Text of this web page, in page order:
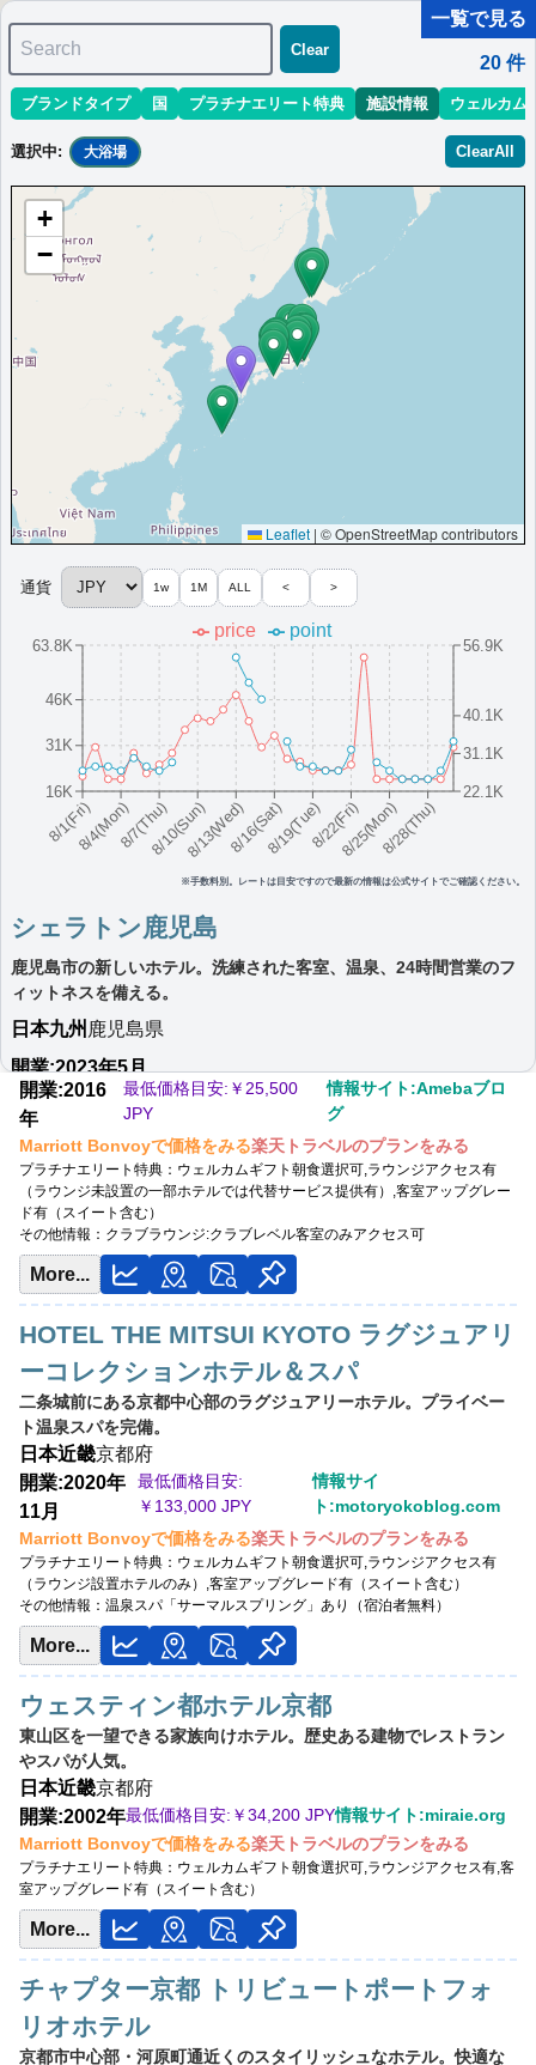
マリオット最新情報ホテル情報(アジア)ホテル特典攻略
1 - 10 件 / 全 20 件
並び替え 最低価格目安 開業時期 エリア
シェラトン鹿児島
鹿児島市の新しいホテル。洗練された客室、温泉、24時間営業の
フィットネスを備える。
日本
鹿児島県
最低価格目安:
￥
19,000 JPY
Marriott Bonvoyで価格をみる
プラチナエリート特典：
（ラウンジ未設置の一部ホテルでは代替サービス提供有）,客室アップグレー
ド有（スイート含む）
More...
神戸ベイシェラトン ホテル＆タワーズ
神戸に位置するモダンなホテル。レストラン、屋内プール、スパ
日本近畿兵庫県
開業:1992
最低価格目安:￥15,580
JPY
情報サイト:老後のあれやこ
れや
Marriott Bonvoyで価格をみる楽天トラベルのプランをみる
プラチナエリート特典：
ウェルカムギフト朝食選択可,ラウンジアクセス有
（ラウンジ未設置の一部ホテルでは代替サービス提供有）,客室アップグレー
ド有（スイート含む）
温泉大浴場あり（七余庵・宿泊者無料）
More...
シェラトン沖縄サンマリーナリゾート
フロントホテル。
日本沖縄沖縄県
開業:2016
年
最低価格目安:￥ 25,500
JPY
情報サイト:Amebaブロ
グ
Marriott Bonvoyで価格をみる楽天トラベルのプランをみる
プラチナエリート特典： ウェルカムギフト朝食選択可,ラウンジアクセス有
（ラウンジ未設置の一部ホテルでは代替サービス提供有）,客室アップグレー
ド有（スイート含む）
その他情報： クラブラウンジ:クラブレベル客室のみアクセス可
More...
HOTEL THE MITSUI KYOTO ラグジュアリ
ーコレクションホテル＆スパ
二条城前にある京都中心部のラグジュアリーホテル。プライベー
ト温泉スパを完備。
日本近畿京都府
開業:2020年
11月
最低価格目安:
￥ 133,000 JPY
情報サイ
ト:motoryokoblog.com
Marriott Bonvoyで価格をみる楽天トラベルのプランをみる
プラチナエリート特典： ウェルカムギフト朝食選択可,ラウンジアクセス有
（ラウンジ設置ホテルのみ）,客室アップグレード有（スイート含む）
その他情報： 温泉スパ「サーマルスプリング」あり（宿泊者無料）
More...
ウェスティン都ホテル京都
東山区を一望できる家族向けホテル。歴史ある建物でレストラン
やスパが人気。
日本近畿京都府
開業:2002年最低価格目安:￥34,200 JPY情報サイト:miraie.org
Marriott Bonvoyで価格をみる楽天トラベルのプランをみる
プラチナエリート特典： ウェルカムギフト朝食選択可,ラウンジアクセス有,客
室アップグレード有（スイート含む）
More...
チャプター京都 トリビュートポートフォ
リオホテル
京都市中心部・河原町通近くのスタイリッシュなホテル。快適な
一覧で見る
Search
Clear
20 件
ブランドタイプ 国 プラチナエリート特典 施設情報 ウェルカム
選択中: 大浴場 ClearAll
+
−
Leaflet | © OpenStreetMap contributors
8/1(Fri)8/4(Mon)8/7(Thu)8/10(Sun)8/13(Wed)8/16(Sat)8/19(Tue)8/22(Fri)8/25(Mon)8/28(Thu)
16K
31K
46K
63.8K
22.1K
31.1K
40.1K
56.9K
price point
※手数料別。レートは目安ですので最新の情報は公式サイトでご確認ください。
通貨 1w 1M ALL < >
シェラトン鹿児島
鹿児島市の新しいホテル。洗練された客室、温泉、24時間営業のフ
ィットネスを備える。
日本九州 鹿児島県
開業:2023年5月
最低価格目安:￥19,000 JPY
情報サイト:Seal the Deal Travels
Marriott Bonvoyで価格をみる
楽天トラベルのプランをみる
プラチナエリート特典：
ウンジ未設置の一部ホテルでは代替サービス提供有）,客室アップグレード有
（スイート含む）